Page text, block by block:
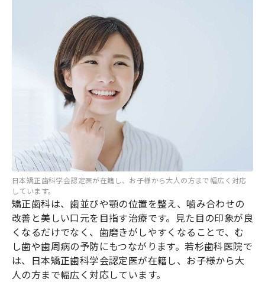
日本矯正歯科学会認定医が在籍し、お子様から大人の方まで幅広く対応
しています。
矯正歯科は、歯並びや顎の位置を整え、噛み合わせの
改善と美しい口元を目指す治療です。見た目の印象が良
くなるだけでなく、歯磨きがしやすくなることで、む
し歯や歯周病の予防にもつながります。若杉歯科医院で
は、日本矯正歯科学会認定医が在籍し、お子様から大
人の方まで幅広く対応しています。